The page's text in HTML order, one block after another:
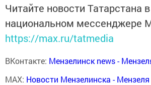
Читайте новости Татарстана в
национальном мессенджере
https://max.ru/tatmedia
ВКонтакте: Мензелинск news -
MAX: Новости Мензелинска -